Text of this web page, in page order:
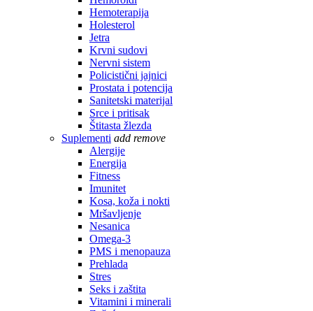
Hemoterapija
Holesterol
Jetra
Krvni sudovi
Nervni sistem
Policistični jajnici
Prostata i potencija
Sanitetski materijal
Srce i pritisak
Štitasta žlezda
Suplementi add remove
Alergije
Energija
Fitness
Imunitet
Kosa, koža i nokti
Mršavljenje
Nesanica
Omega-3
PMS i menopauza
Prehlada
Stres
Seks i zaštita
Vitamini i minerali